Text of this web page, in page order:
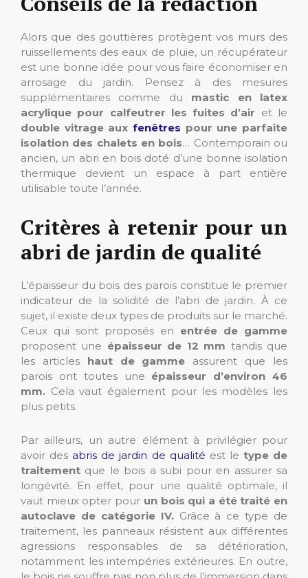
Alors que des gouttières protègent vos murs des
ruissellements des eaux de pluie, un récupérateur
est une bonne idée pour vous faire économiser en
arrosage du jardin. Pensez à des mesures
supplémentaires comme du mastic en latex
acrylique pour calfeutrer les fuites d’air et le
double vitrage aux fenêtres pour une parfaite
isolation des chalets en bois… Contemporain ou
ancien, un abri en bois doté d’une bonne isolation
thermique devient un espace à part entière
utilisable toute l’année.
Critères à retenir pour un
abri de jardin de qualité
L’épaisseur du bois des parois constitue le premier
indicateur de la solidité de l’abri de jardin. À ce
sujet, il existe deux types de produits sur le marché.
Ceux qui sont proposés en entrée de gamme
proposent une épaisseur de 12 mm tandis que
les articleshaut de gamme assurent que les
parois ont toutes une épaisseur d’environ 46
mm. Cela vaut également pour les modèles les
plus petits.
Par ailleurs, un autre élément à privilégier pour
avoir des abris de jardin de qualité est le type de
traitement que le bois a subi pour en assurer sa
longévité. En effet, pour une qualité optimale, il
vaut mieux opter pour un bois qui a été traité en
autoclave de catégorie IV.Grâce à ce type de
traitement, les panneaux résistent aux différentes
agressions responsables de sa détérioration,
notamment les intempéries extérieures. En outre,